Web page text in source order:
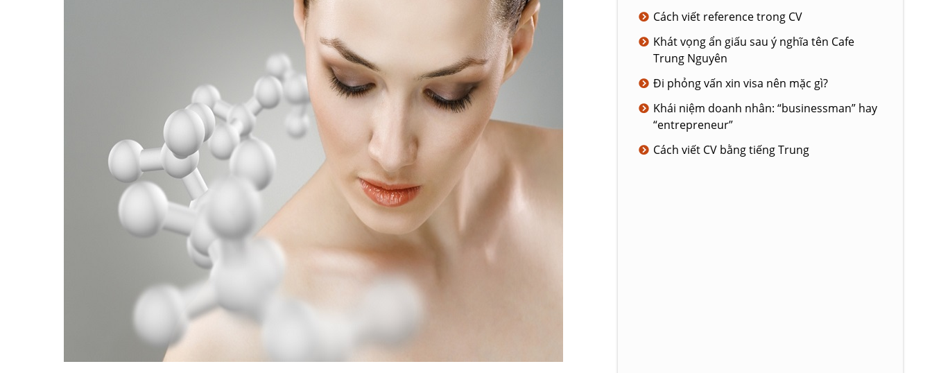
Cách viết reference trong CV
Khát vọng ẩn giấu sau ý nghĩa tên Cafe
Trung Nguyên
Đi phỏng vấn xin visa nên mặc gì?
Khái niệm doanh nhân: “businessman” hay
“entrepreneur”
Cách viết CV bằng tiếng Trung